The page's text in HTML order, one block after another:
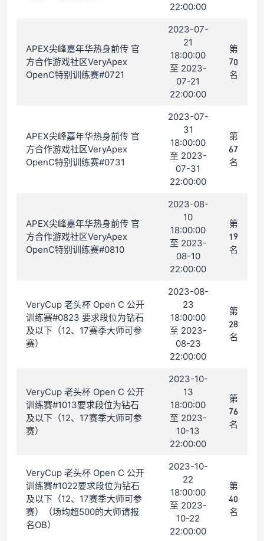
22:00:00
APEX尖峰嘉年华热身前传 官
方合作游戏社区VeryApex
OpenC特别训练赛#0721
2023-07-
21
18:00:00
至 2023-
07-21
22:00:00
第
70
名
APEX尖峰嘉年华热身前传 官
方合作游戏社区VeryApex
OpenC特别训练赛#0731
2023-07-
31
18:00:00
至 2023-
07-31
22:00:00
第
67
名
APEX尖峰嘉年华热身前传 官
方合作游戏社区VeryApex
OpenC特别训练赛#0810
2023-08-
10
18:00:00
至 2023-
08-10
22:00:00
第
19
名
VeryCup 老头杯 Open C 公开
训练赛#0823 要求段位为钻石
及以下（12、17赛季大师可参
赛）
2023-08-
23
18:00:00
至 2023-
08-23
22:00:00
第
28
名
VeryCup 老头杯 Open C 公开
训练赛#1013要求段位为钻石
及以下（12、17赛季大师可参
赛）
2023-10-
13
18:00:00
至 2023-
10-13
22:00:00
第
76
名
VeryCup 老头杯 Open C 公开
训练赛#1022要求段位为钻石
及以下（12、17赛季大师可参
赛）（场均超500的大师请报
名OB）
2023-10-
22
18:00:00
至 2023-
10-22
22:00:00
第
40
名